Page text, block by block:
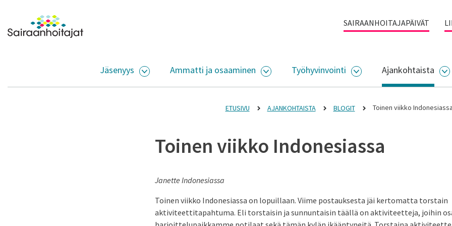
Siirry sisältöön
Etusivulle SAIRAANHOITAJAPÄIVÄT
Jäsenyys
AVAA ALASIVUJEN VALIKKO
Ammatti ja osaaminen
AVAA ALASIVUJEN VALIKKO
Työhyvinvointi
AVAA ALASIVUJEN
Ajankohtaista
ETUSIVU AJANKOHTAISTA BLOGIT Toinen viikko Indonesiassa
Toinen viikko Indonesiassa
Janette Indonesiassa
Toinen viikko Indonesiassa on lopuillaan. Viime postauksesta jäi kertomatta torstain
aktiviteettitapahtuma. Eli torstaisin ja sunnuntaisin täällä on aktiviteetteja, joihin